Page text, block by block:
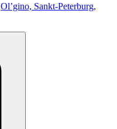
Ol’gino, Sankt-Peterburg,